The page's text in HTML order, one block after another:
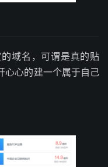
域名，可谓是真的贴
心心的建一个属于自己